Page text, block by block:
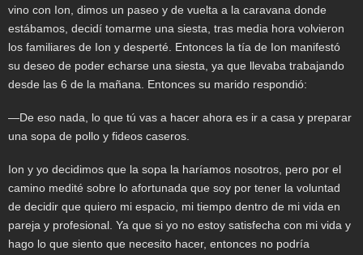
vino con Ion, dimos un paseo y de vuelta a la caravana donde
estábamos, decidí tomarme una siesta, tras media hora volvieron
los familiares de Ion y desperté. Entonces la tía de Ion manifestó
su deseo de poder echarse una siesta, ya que llevaba trabajando
desde las 6 de la mañana. Entonces su marido respondió:
—De eso nada, lo que tú vas a hacer ahora es ir a casa y preparar
una sopa de pollo y fideos caseros.
Ion y yo decidimos que la sopa la haríamos nosotros, pero por el
camino medité sobre lo afortunada que soy por tener la voluntad
de decidir que quiero mi espacio, mi tiempo dentro de mi vida en
pareja y profesional. Ya que si yo no estoy satisfecha con mi vida y
hago lo que siento que necesito hacer, entonces no podría